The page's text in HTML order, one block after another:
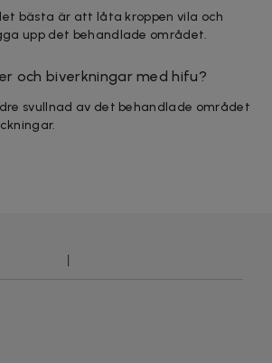
bästa är att låta kroppen vila och
upp det behandlade området.
och biverkningar med hifu?
svullnad av det behandlade området